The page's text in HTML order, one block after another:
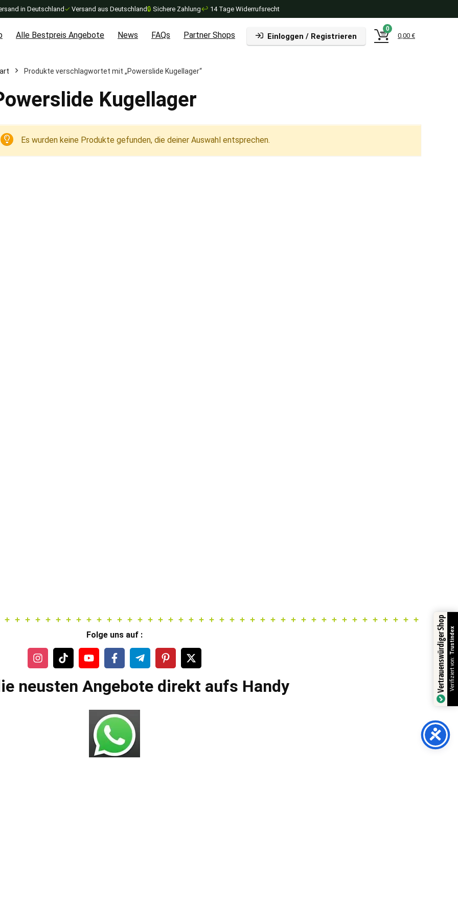
in Deutschland ✓ Versand aus Deutschland🔒 Sichere Zahlung↩ 14 Tage Widerrufsrecht
Alle Bestpreis Angebote News FAQs Partner Shops Einloggen / Registrieren
0
0,00 €
Produkte verschlagwortet mit „Powerslide Kugellager“
Kugellager
Es wurden keine Produkte gefunden, die deiner Auswahl entsprechen.
Folge uns auf :
neusten Angebote direkt aufs Handy Vertrauenswürdiger ShopVerifiziert von:
Trustindex